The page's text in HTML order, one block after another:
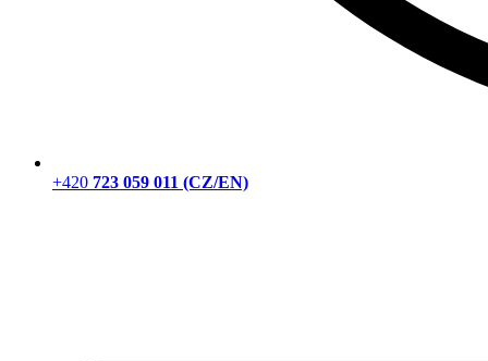
+420 723 059 011 (CZ/EN)